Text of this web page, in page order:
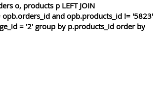
o, products p LEFT JOIN
and opb.products_id != '5823'
= '2' group by p.products_id order by